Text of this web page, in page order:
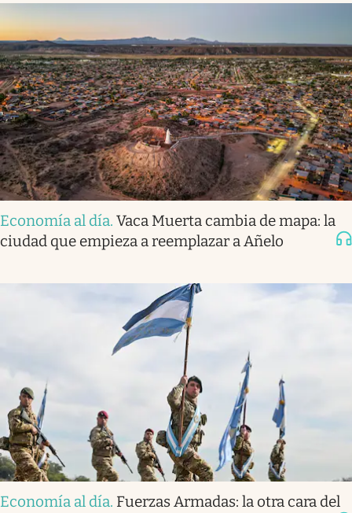
Economía al día. Vaca Muerta cambia de mapa: la
ciudad que empieza a reemplazar a Añelo
Economía al día. Fuerzas Armadas: la otra cara del